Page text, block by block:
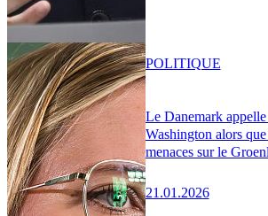
Le Danemark
Washington alors
menaces sur le
21.01.2026
POLITIQUE